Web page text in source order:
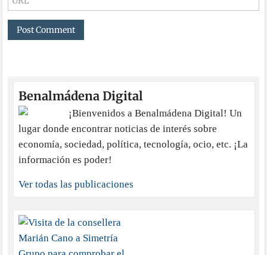
Benalmádena Digital
¡Bienvenidos a Benalmádena Digital! Un
lugar donde encontrar noticias de interés sobre
economía, sociedad, política, tecnología, ocio, etc. ¡La
información es poder!
Ver todas las publicaciones